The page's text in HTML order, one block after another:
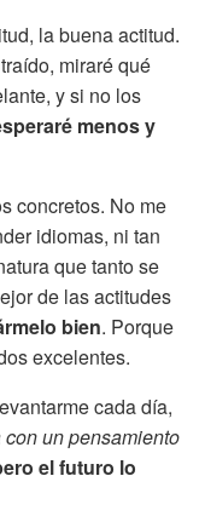
la buena actitud.
miraré qué
y si no los
menos y
concretos. No me
idiomas, ni tan
que tanto se
de las actitudes
bien. Porque
excelentes.
cada día,
un pensamiento
el futuro lo